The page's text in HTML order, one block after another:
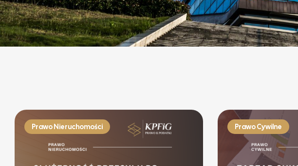
Prawo Nieruchomości Prawo Cywilne